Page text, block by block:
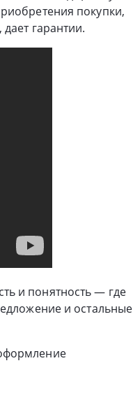
покупки,
гарантии.
и понятность — где
и остальные